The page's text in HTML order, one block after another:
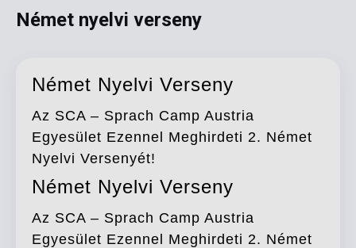
Német nyelvi verseny
Német Nyelvi Verseny
Az SCA – Sprach Camp Austria
Egyesület Ezennel Meghirdeti 2. Német
Nyelvi Versenyét!
Német Nyelvi Verseny
Az SCA – Sprach Camp Austria
Egyesület Ezennel Meghirdeti 2. Német